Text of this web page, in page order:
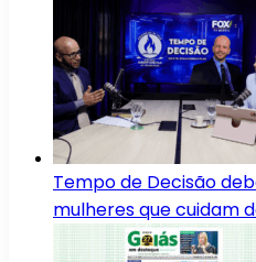
Tempo de Decisão
mulheres que cuidam